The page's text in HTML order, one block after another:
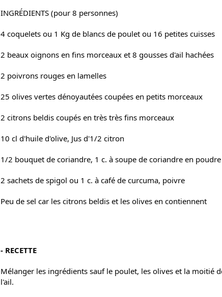
INGRÉDIENTS (pour 8 personnes)
4 coquelets ou 1 Kg de blancs de poulet ou 16 petites cuisses
2 beaux oignons en fins morceaux et 8 gousses d'ail hachées
2 poivrons rouges en lamelles
25 olives vertes dénoyautées coupées en petits morceaux
2 citrons beldis coupés en très très fins morceaux
10 cl d'huile d'olive, Jus d'1/2 citron
1/2 bouquet de coriandre, 1 c. à soupe de coriandre en poudre
2 sachets de spigol ou 1 c. à café de curcuma, poivre
Peu de sel car les citrons beldis et les olives en contiennent
- RECETTE
Mélanger les ingrédients sauf le poulet, les olives et la moitié
l'ail.